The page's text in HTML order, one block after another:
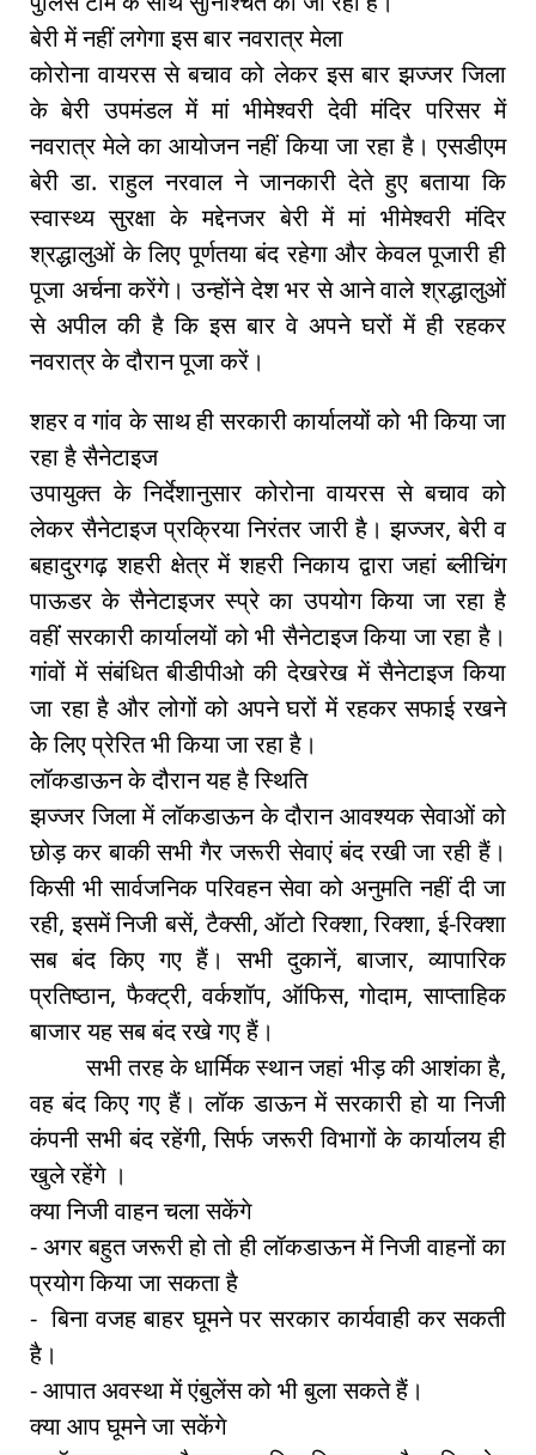
बेरी में नहीं लगेगा इस बार नवरात्र मेला
कोरोना वायरस से बचाव को लेकर इस बार झज्जर जिला
के बेरी उपमंडल में मां भीमेश्वरी देवी मंदिर परिसर में
नवरात्र मेले का आयोजन नहीं किया जा रहा है। एसडीएम
बेरी डा. राहुल नरवाल ने जानकारी देते हुए बताया कि
स्वास्थ्य सुरक्षा के मद्देनजर बेरी में मां भीमेश्वरी मंदिर
श्रद्धालुओं के लिए पूर्णतया बंद रहेगा और केवल पूजारी ही
पूजा अर्चना करेंगे। उन्होंने देश भर से आने वाले श्रद्धालुओं
से अपील की है कि इस बार वे अपने घरों में ही रहकर
नवरात्र के दौरान पूजा करें।
शहर व गांव के साथ ही सरकारी कार्यालयों को भी किया जा
रहा है सैनेटाइज
उपायुक्त के निर्देशानुसार कोरोना वायरस से बचाव को
लेकर सैनेटाइज प्रक्रिया निरंतर जारी है। झज्जर, बेरी व
बहादुरगढ़ शहरी क्षेत्र में शहरी निकाय द्वारा जहां ब्लीचिंग
पाऊडर के सैनेटाइजर स्प्रे का उपयोग किया जा रहा है
वहींं सरकारी कार्यालयों को भी सैनेटाइज किया जा रहा है।
गांवों में संबंधित बीडीपीओ की देखरेख में सैनेटाइज किया
जा रहा है और लोगों को अपने घरों में रहकर सफाई रखने
केे लिए प्रेरित भी किया जा रहा है।
लॉकडाऊन के दौरान यह है स्थिति
झज्जर जिला में लॉकडाऊन के दौरान आवश्यक सेवाओं को
छोड़ कर बाकी सभी गैर जरूरी सेवाएं बंद रखी जा रही हैं।
किसी भी सार्वजनिक परिवहन सेवा को अनुमति नहीं दी जा
रही, इसमें निजी बसें, टैक्सी, ऑटो रिक्शा, रिक्शा, ई-रिक्शा
सब बंद किए गए हैं। सभी दुकानें, बाजार, व्यापारिक
प्रतिष्ठान, फैक्ट्री, वर्कशॉप, ऑफिस, गोदाम, साप्ताहिक
बाजार यह सब बंद रखे गए हैं।
सभी तरह के धार्मिक स्थान जहां भीड़ की आशंका है,
वह बंद किए गए हैं। लॉक डाऊन में सरकारी हो या निजी
कंपनी सभी बंद रहेंगी, सिर्फ जरूरी विभागों के कार्यालय ही
खुले रहेंगे ।
क्या निजी वाहन चला सकेंगे
- अगर बहुत जरूरी हो तो ही लॉकडाऊन में निजी वाहनों का
प्रयोग किया जा सकता है
- बिना वजह बाहर घूमने पर सरकार कार्यवाही कर सकती
है।
- आपात अवस्था में एंबुलेंस को भी बुला सकते हैं।
क्या आप घूमने जा सकेंगे